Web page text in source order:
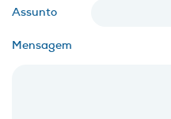
Assunto
Mensagem